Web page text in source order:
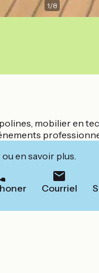
1/8
mobilier en
en savoir plus.
Courriel